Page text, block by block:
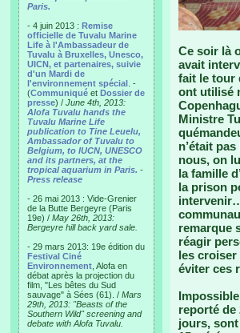
Paris.
- 4 juin 2013 : Remise
officielle de Tuvalu Marine
Life à l'Ambassadeur de
Tuvalu à Bruxelles, Unesco,
UICN, et partenaires, suivie
d'un Mardi de
l'environnement spécial . -
(Communiqué et Dossier de
presse) / June 4th, 2013:
Alofa Tuvalu hands the
Tuvalu Marine Life
publication to Tine Leuelu,
Ambassador of Tuvalu to
Belgium, to IUCN, UNESCO
and its partners, at the
tropical aquarium in Paris. -
Press release
- 26 mai 2013 : Vide-Grenier
de la Butte Bergeyre (Paris
19e) / May 26th, 2013:
Bergeyre hill back yard sale.
- 29 mars 2013: 19e édition du
Festival Ciné
Environnement , Alofa en
débat après la projection du
film, "Les bêtes du Sud
sauvage" à Sées (61). / Mars
29th, 2013: "Beasts of the
Southern Wild" screening and
debate with Alofa Tuvalu.
Ce soir là
avait
fait le tour
ont utilisé
Ministre
n’était
nous, on
la famille
la prison
remarque
réagir
les
éviter ces
reporté de
jours,